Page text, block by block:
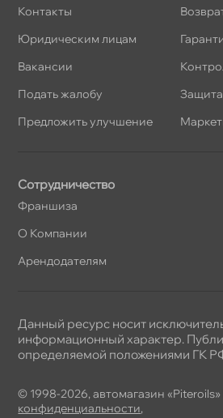
Контакты
Юридическим лицам
акансии
Подать жалобу
Предложить улучшение
Сотрудничество
Франшиза
О Компании
Арендодателям
© 1998-2026, автомагазин «Piteroils»
конфиденциальности,
Данный ресурс носит
информационный характер.
определяемой положениями ГК